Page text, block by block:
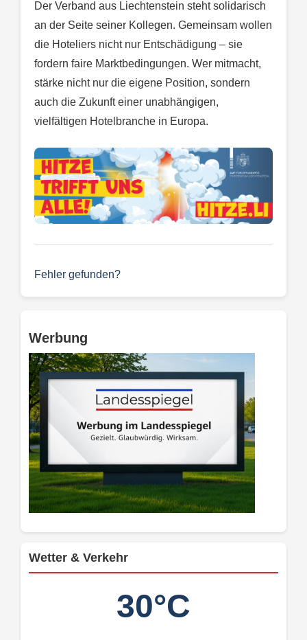
Der Verband aus Liechtenstein steht solidarisch
an der Seite seiner Kollegen. Gemeinsam wollen
die Hoteliers nicht nur Entschädigung – sie
fordern faire Marktbedingungen. Wer mitmacht,
stärke nicht nur die eigene Position, sondern
auch die Zukunft einer unabhängigen,
vielfältigen Hotelbranche in Europa.
Fehler gefunden?
Werbung
Wetter & Verkehr
30°C